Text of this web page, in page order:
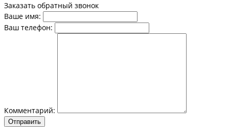
Заказать обратный звонок
Ваше имя:
Ваш телефон:
Комментарий:
Отправить